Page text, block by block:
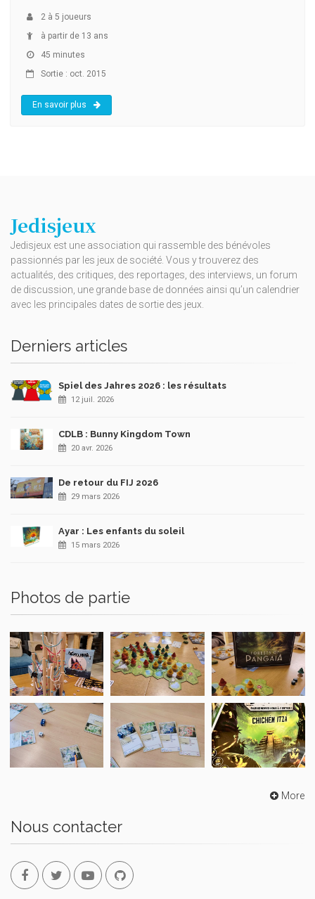
2 à 5 joueurs
à partir de 13 ans
45 minutes
Sortie : oct. 2015
En savoir plus
Jedisjeux
Jedisjeux est une association qui rassemble des bénévoles
passionnés par les jeux de société. Vous y trouverez des
actualités, des critiques, des reportages, des interviews, un forum
de discussion, une grande base de données ainsi qu’un calendrier
avec les principales dates de sortie des jeux.
Derniers articles
Spiel des Jahres 2026 : les résultats
12 juil. 2026
CDLB : Bunny Kingdom Town
20 avr. 2026
De retour du FIJ 2026
29 mars 2026
Ayar : Les enfants du soleil
15 mars 2026
Photos de partie
More
Nous contacter